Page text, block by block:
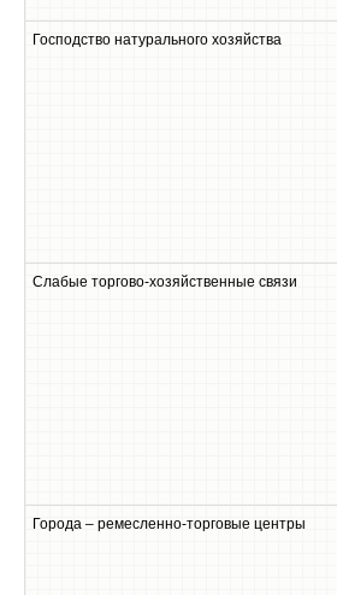
Господство натурального хозяйства
Слабые торгово-хозяйственные связи
Города – ремесленно-торговые центры